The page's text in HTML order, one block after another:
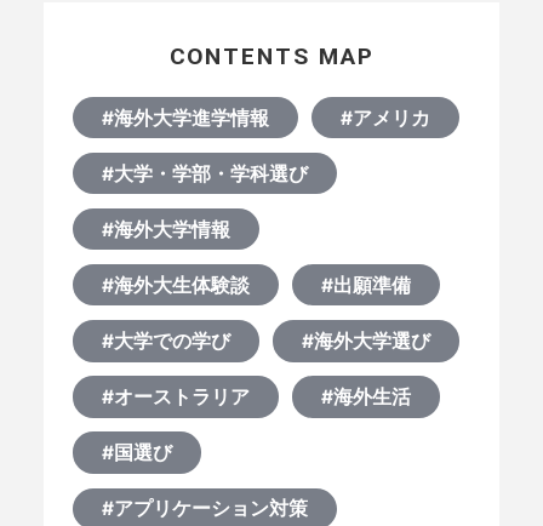
CONTENTS MAP
#海外大学進学情報 #アメリカ
#大学・学部・学科選び
#海外大学情報
#海外大生体験談 #出願準備
#大学での学び #海外大学選び
#オーストラリア #海外生活
#国選び
#アプリケーション対策